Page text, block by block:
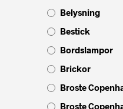
Belysning
Bestick
Bordslampor
Brickor
Broste
Broste